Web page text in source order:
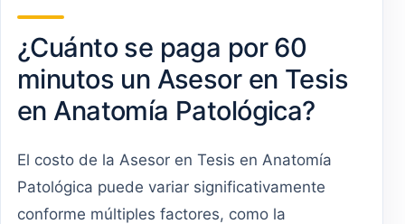
¿Cuánto se paga por 60
minutos un Asesor en Tesis
en Anatomía Patológica?
El costo de la Asesor en Tesis en Anatomía
Patológica puede variar significativamente
conforme múltiples factores, como la